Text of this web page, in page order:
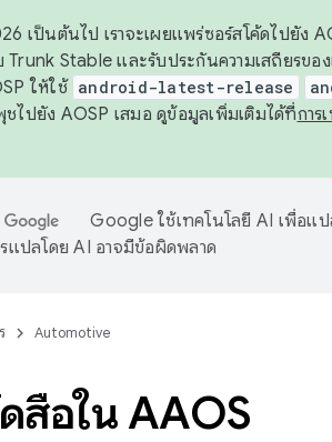
เป็นต้นไป เราจะเผยแพร่ซอร์สโค้ดไปยัง
Stable และรับประกันความเสถียรขอ
ให้ใช้ android-latest-release
ไปยัง AOSP เสมอ ดูข้อมูลเพิ่มเติมได้ที่การ
Google ใช้เทคโนโลยี AI เพื่อแ
รแปลโดย AI อาจมีข้อผิดพลาด
Automotive
สื่อใน AAOS